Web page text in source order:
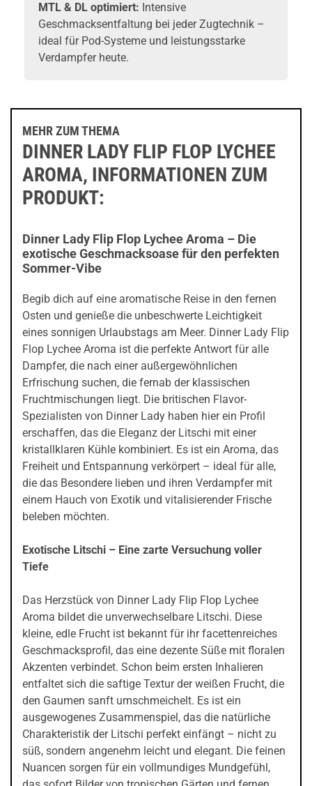
MTL & DL optimiert: Intensive
Geschmacksentfaltung bei jeder Zugtechnik –
ideal für Pod-Systeme und leistungsstarke
Verdampfer heute.
MEHR ZUM THEMA
DINNER LADY FLIP FLOP LYCHEE
AROMA, INFORMATIONEN ZUM
PRODUKT:
Dinner Lady Flip Flop Lychee Aroma – Die
exotische Geschmacksoase für den perfekten
Sommer-Vibe
Begib dich auf eine aromatische Reise in den fernen
Osten und genieße die unbeschwerte Leichtigkeit
eines sonnigen Urlaubstags am Meer. Dinner Lady Flip
Flop Lychee Aroma ist die perfekte Antwort für alle
Dampfer, die nach einer außergewöhnlichen
Erfrischung suchen, die fernab der klassischen
Fruchtmischungen liegt. Die britischen Flavor-
Spezialisten von Dinner Lady haben hier ein Profil
erschaffen, das die Eleganz der Litschi mit einer
kristallklaren Kühle kombiniert. Es ist ein Aroma, das
Freiheit und Entspannung verkörpert – ideal für alle,
die das Besondere lieben und ihren Verdampfer mit
einem Hauch von Exotik und vitalisierender Frische
beleben möchten.
Exotische Litschi – Eine zarte Versuchung voller
Tiefe
Das Herzstück von Dinner Lady Flip Flop Lychee
Aroma bildet die unverwechselbare Litschi. Diese
kleine, edle Frucht ist bekannt für ihr facettenreiches
Geschmacksprofil, das eine dezente Süße mit floralen
Akzenten verbindet. Schon beim ersten Inhalieren
entfaltet sich die saftige Textur der weißen Frucht, die
den Gaumen sanft umschmeichelt. Es ist ein
ausgewogenes Zusammenspiel, das die natürliche
Charakteristik der Litschi perfekt einfängt – nicht zu
süß, sondern angenehm leicht und elegant. Die feinen
Nuancen sorgen für ein vollmundiges Mundgefühl,